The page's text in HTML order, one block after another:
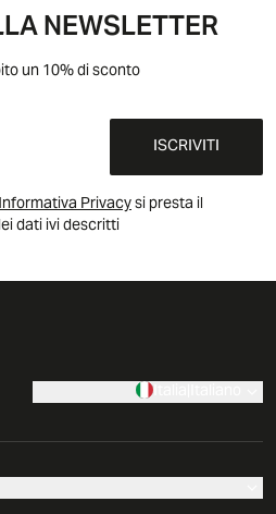
NEWSLETTER
un 10% di sconto
ISCRIVITI
Privacysi presta il
dati ivi descritti
Italia|Italiano